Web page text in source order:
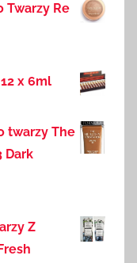
Twarzy Re
x 6ml
twarzy The
Dark
Z